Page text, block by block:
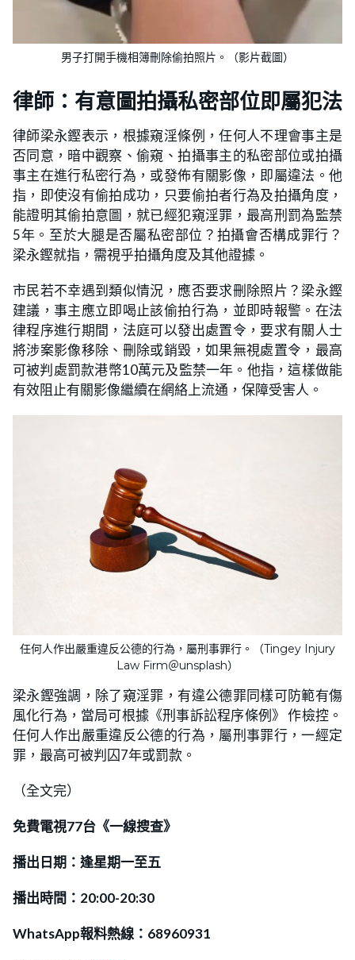
男子打開手機相簿刪除偷拍照片。（影片截圖）
律師：有意圖拍攝私密部位即屬犯法
律師梁永鏗表示，根據窺淫條例，任何人不理會事主是
否同意，暗中觀察、偷窺、拍攝事主的私密部位或拍攝
事主在進行私密行為，或發佈有關影像，即屬違法。他
指，即使沒有偷拍成功，只要偷拍者行為及拍攝角度，
能證明其偷拍意圖，就已經犯窺淫罪，最高刑罰為監禁
5年。至於大腿是否屬私密部位？拍攝會否構成罪行？
梁永鏗就指，需視乎拍攝角度及其他證據。
市民若不幸遇到類似情況，應否要求刪除照片？梁永鏗
建議，事主應立即喝止該偷拍行為，並即時報警。在法
律程序進行期間，法庭可以發出處置令，要求有關人士
將涉案影像移除、刪除或銷毀，如果無視處置令，最高
可被判處罰款港幣10萬元及監禁一年。他指，這樣做能
有效阻止有關影像繼續在網絡上流通，保障受害人。
任何人作出嚴重違反公德的行為，屬刑事罪行。（Tingey Injury
Law Firm＠unsplash）
梁永鏗強調，除了窺淫罪，有違公德罪同樣可防範有傷
風化行為，當局可根據《刑事訴訟程序條例》 作檢控。
任何人作出嚴重違反公德的行為，屬刑事罪行，一經定
罪，最高可被判囚7年或罰款。
（全文完）
免費電視77台《一線搜查》
播出日期：逢星期一至五
播出時間：20:00-20:30
WhatsApp報料熱線：68960931